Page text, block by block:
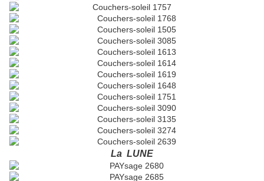
La LUNE